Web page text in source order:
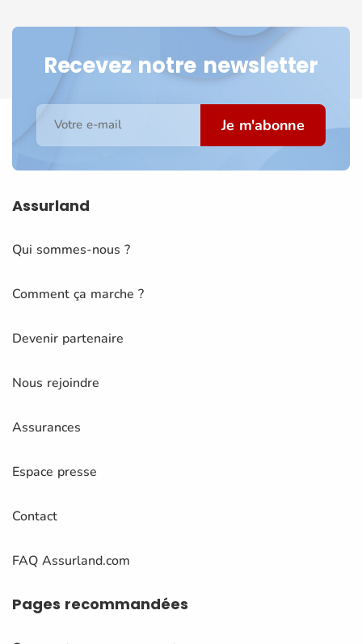
Recevez notre newsletter
Votre e-mail Je m'abonne
Assurland
Qui sommes-nous ?
Comment ça marche ?
Devenir partenaire
Nous rejoindre
Assurances
Espace presse
Contact
FAQ Assurland.com
Pages recommandées